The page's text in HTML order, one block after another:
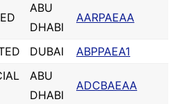
ABU
DHABI
AARPAEAA
DUBAI
ABPPAEA1
ABU
DHABI
ADCBAEAA